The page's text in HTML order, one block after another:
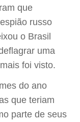
que
russo
o Brasil
uma
foi visto.
do ano
que teriam
parte de seus